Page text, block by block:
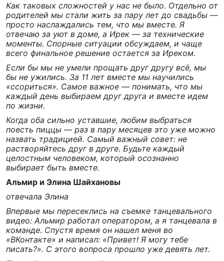
Как таковых сложностей у нас не было. Отдельно от
родителей мы стали жить за пару лет до свадьбы —
просто наслаждались тем, что мы вместе. Я
отвечаю за уют в доме, а Ирек — за технические
моменты. Спорные ситуации обсуждаем, и чаще
всего финальное решение остается за Иреком.
Если бы мы не умели прощать друг другу всё, мы
бы не ужились. За 11 лет вместе мы научились
«ссориться». Самое важное — понимать, что мы
каждый день выбираем друг друга и вместе идем
по жизни.
Когда оба сильно уставшие, любим выбраться
поесть пиццы — раз в пару месяцев это уже можно
назвать традицией. Самый важный совет: не
растворяйтесь друг в друге. Будьте каждый
целостным человеком, который осознанно
выбирает быть вместе.
Альмир и Элина Шайхановы
отвечала Элина
Впервые мы пересеклись на съемке танцевального
видео: Альмир работал оператором, а я танцевала в
команде. Спустя время он нашел меня во
«ВКонтакте» и написал: «Привет! Я могу тебе
писать?». С этого вопроса прошло уже девять лет.